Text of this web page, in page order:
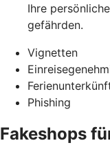
Ihre
gefährden.
Vignetten
Phishing
Fakeshops